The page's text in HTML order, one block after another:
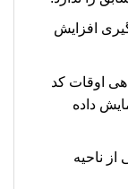
افزایش
اوقات کد
داده
ناحیه